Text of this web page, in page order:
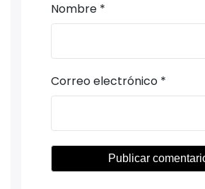
Nombre *
Correo electrónico *